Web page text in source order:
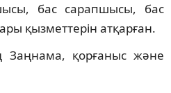
бас сарапшысы, бас
қызметтерін атқарған.
Заңнама, қорғаныс және